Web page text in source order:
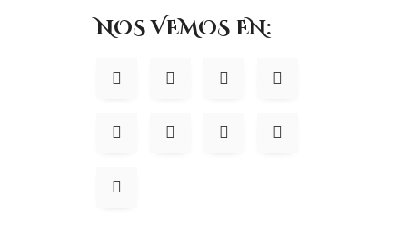
NOS VEMOS EN: